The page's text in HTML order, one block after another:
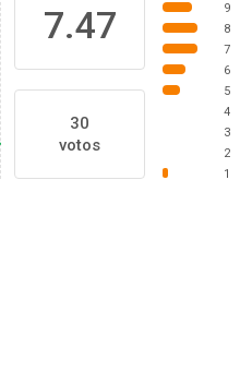
7.47
30
votos
9
8
7
6
5
4
3
2
1